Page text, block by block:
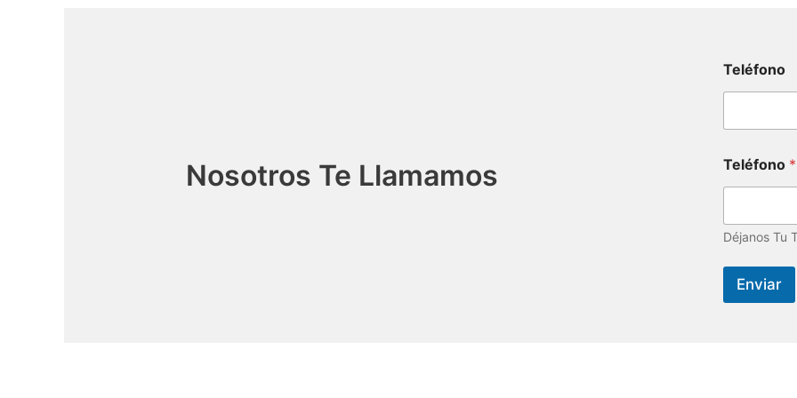
Nosotros Te Llamamos
Teléfono
Teléfono *
Déjanos Tu
Enviar